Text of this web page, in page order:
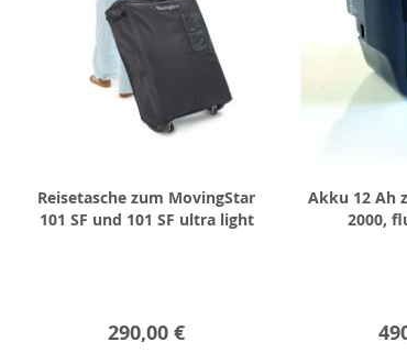
Reisetasche zum MovingStar
101 SF und 101 SF ultra light
290,00 €
Akku 12 Ah
2000,